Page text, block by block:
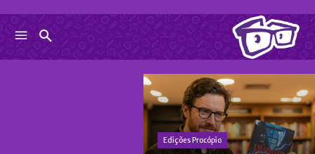
Edições Procópio